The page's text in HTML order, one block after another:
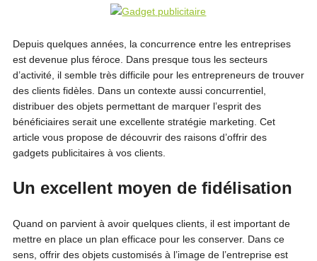
Depuis quelques années, la concurrence entre les entreprises
est devenue plus féroce. Dans presque tous les secteurs
d’activité, il semble très difficile pour les entrepreneurs de trouver
des clients fidèles. Dans un contexte aussi concurrentiel,
distribuer des objets permettant de marquer l’esprit des
bénéficiaires serait une excellente stratégie marketing. Cet
article vous propose de découvrir des raisons d’offrir des
gadgets publicitaires à vos clients.
Un excellent moyen de fidélisation
Quand on parvient à avoir quelques clients, il est important de
mettre en place un plan efficace pour les conserver. Dans ce
sens, offrir des objets customisés à l’image de l’entreprise est